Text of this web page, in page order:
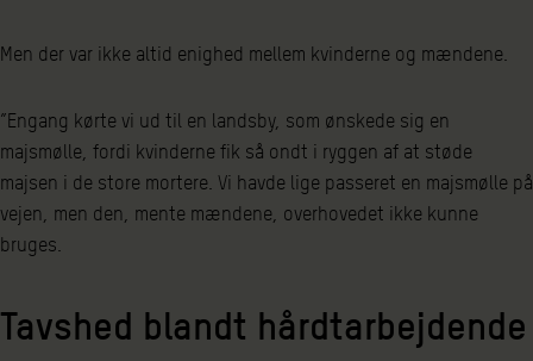
Men der var ikke altid enighed mellem kvinderne og mændene.
”Engang kørte vi ud til en landsby, som ønskede sig en
majsmølle, fordi kvinderne fik så ondt i ryggen af at støde
majsen i de store mortere. Vi havde lige passeret en majsmølle på
vejen, men den, mente mændene, overhovedet ikke kunne
bruges.
Tavshed blandt hårdtarbejdende